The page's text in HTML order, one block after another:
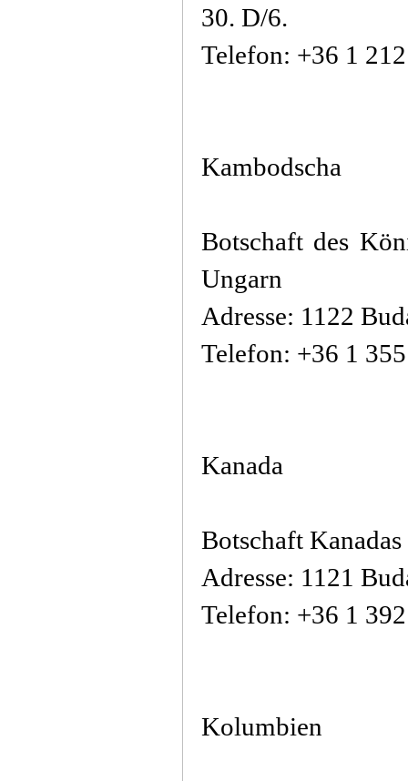
30. D/6.
Telefon: +36 1
Kambodscha
Botschaft des
Ungarn
Adresse: 1122
Telefon: +36 1
Kanada
Botschaft
Adresse: 1121
Telefon: +36 1
Kolumbien